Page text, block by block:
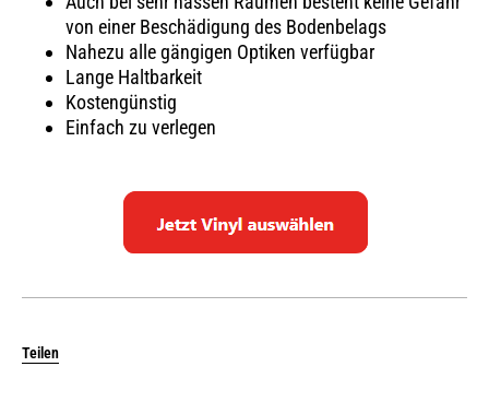
von einer Beschädigung des Bodenbelags
Nahezu alle gängigen Optiken verfügbar
Lange Haltbarkeit
Kostengünstig
Einfach zu verlegen
Teilen